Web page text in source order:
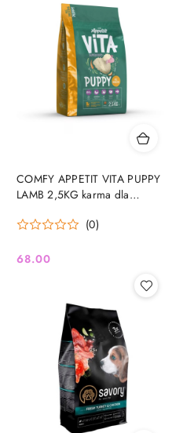
COMFY APPETIT VITA PUPPY
LAMB 2,5KG karma dla
(0)
Cena:
68.00